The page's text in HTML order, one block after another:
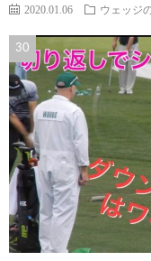
2020.01.06 ウェッジ